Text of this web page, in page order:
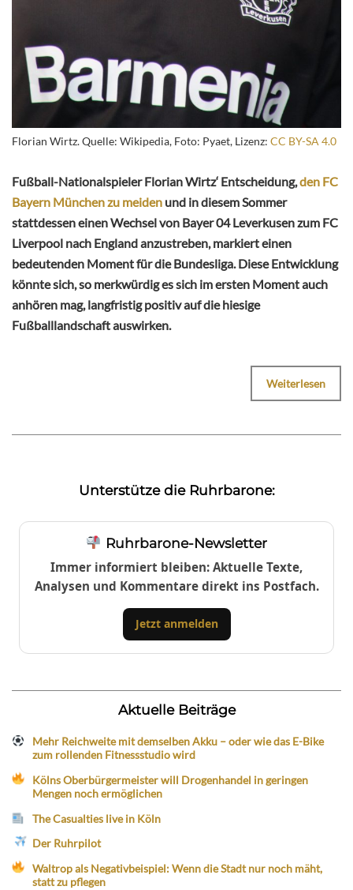
Florian Wirtz. Quelle: Wikipedia, Foto: Pyaet, Lizenz: CC BY-SA 4.0
Fußball-Nationalspieler Florian Wirtz‘ Entscheidung,den FC
Bayern München zu meiden und in diesem Sommer
stattdessen einen Wechsel von Bayer 04 Leverkusen zum FC
Liverpool nach England anzustreben, markiert einen
bedeutenden Moment für die Bundesliga. Diese Entwicklung
könnte sich, so merkwürdig es sich im ersten Moment auch
anhören mag, langfristig positiv auf die hiesige
Fußballlandschaft auswirken.
Weiterlesen
Unterstütze die Ruhrbarone:
Ruhrbarone-Newsletter
Immer informiert bleiben: Aktuelle Texte,
Analysen und Kommentare direkt ins Postfach.
Jetzt anmelden
Aktuelle Beiträge
Mehr Reichweite mit demselben Akku – oder wie das E-Bike
zum rollenden Fitnessstudio wird
Kölns Oberbürgermeister will Drogenhandel in geringen
Mengen noch ermöglichen
The Casualties live in Köln
Der Ruhrpilot
Waltrop als Negativbeispiel: Wenn die Stadt nur noch mäht,
statt zu pflegen